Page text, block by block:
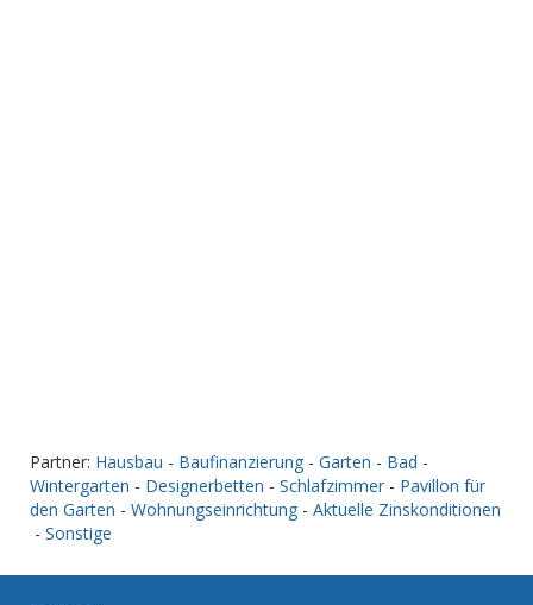
Partner: Hausbau - Baufinanzierung - Garten - Bad -
Wintergarten - Designerbetten - Schlafzimmer - Pavillon für
den Garten - Wohnungseinrichtung - Aktuelle Zinskonditionen
- Sonstige